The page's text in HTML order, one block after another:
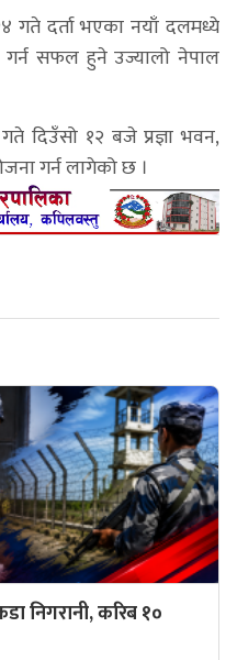
गते दर्ता भएका नयाँ दलमध्ये
गर्न सफल हुने उज्यालो नेपाल
दिउँसो १२ बजे प्रज्ञा भवन,
गर्न लागेको छ ।
निगरानी, करिब १०